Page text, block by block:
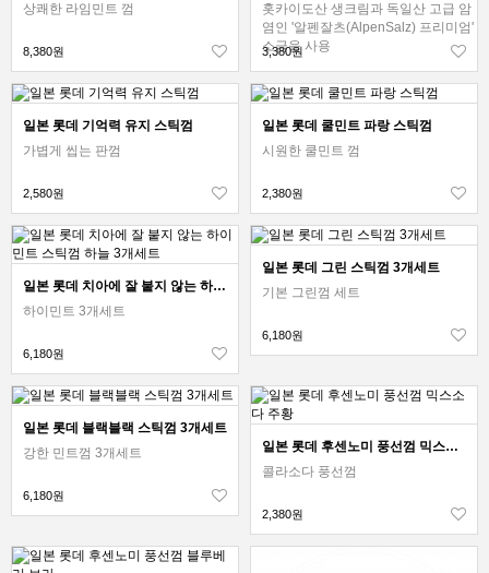
상쾌한 라임민트 껌
8,380원
홋카이도산 생크림과 독일산 고급 암
염인 '알펜잘츠(AlpenSalz) 프리미엄'
소금을 사용
3,380원
일본 롯데 기억력 유지 스틱껌
가볍게 씹는 판껌
2,580원
일본 롯데 쿨민트 파랑 스틱껌
시원한 쿨민트 껌
2,380원
일본 롯데 치아에 잘 붙지 않는 하이민트 스틱껌 하늘 3개세트
하이민트 3개세트
6,180원
일본 롯데 그린 스틱껌 3개세트
기본 그린껌 세트
6,180원
일본 롯데 블랙블랙 스틱껌 3개세트
강한 민트껌 3개세트
6,180원
일본 롯데 후센노미 풍선껌 믹스소다 주황
콜라소다 풍선껌
2,380원